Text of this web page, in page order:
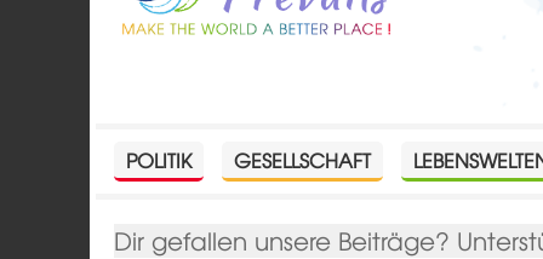
POLITIK GESELLSCHAFT
Dir gefallen unsere Beiträge?